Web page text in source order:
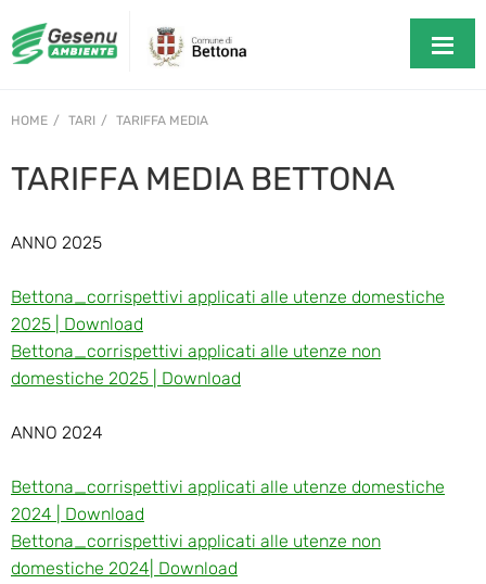
HOME TARI TARIFFA MEDIA
TARIFFA MEDIA BETTONA
ANNO 2025
Bettona_corrispettivi applicati alle utenze domestiche
2025 | Download
Bettona_corrispettivi applicati alle utenze non
domestiche 2025 | Download
ANNO 2024
Bettona_corrispettivi applicati alle utenze domestiche
2024 | Download
Bettona_corrispettivi applicati alle utenze non
domestiche 2024| Download